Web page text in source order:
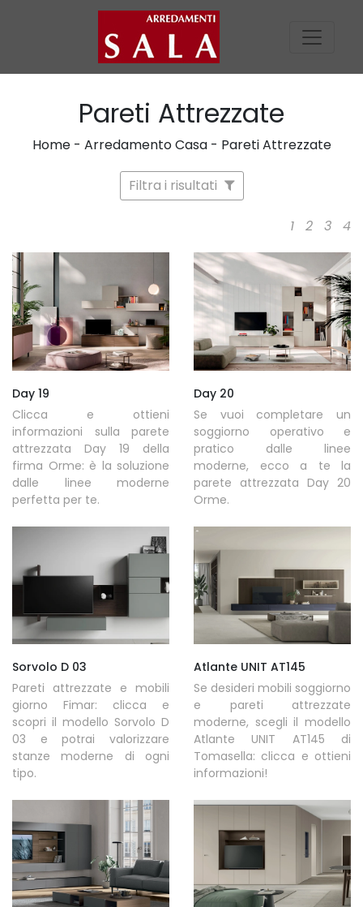
Pareti Attrezzate
Home- Arredamento Casa - Pareti Attrezzate
Filtra i risultati
1 2 3 4
Day 19
Clicca e ottieni
informazioni sulla parete
attrezzata Day 19 della
firma Orme: è la soluzione
dalle linee moderne
perfetta per te.
Day 20
Se vuoi completare un
soggiorno operativo e
pratico dalle linee
moderne, ecco a te la
parete attrezzata Day 20
Orme.
Sorvolo D 03
Pareti attrezzate e mobili
giorno Fimar: clicca e
scopri il modello Sorvolo D
03 e potrai valorizzare
stanze moderne di ogni
tipo.
Atlante UNIT AT145
Se desideri mobili soggiorno
e pareti attrezzate
moderne, scegli il modello
Atlante UNIT AT145 di
Tomasella: clicca e ottieni
informazioni!